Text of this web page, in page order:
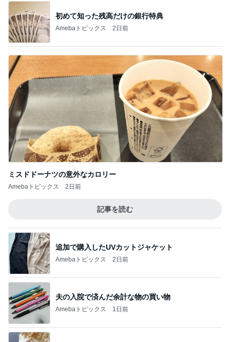
初めて知った残高だけの銀行特典
Amebaトピックス 2日前
ミスドドーナツの意外なカロリー
Amebaトピックス 2日前
記事を読む
追加で購入したUVカットジャケット
Amebaトピックス 2日前
夫の入院で済んだ余計な物の買い物
Amebaトピックス 1日前